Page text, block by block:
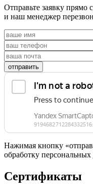
Отправьте заявку прямо
и наш менеджер
отправить
Нажимая кнопку
обработку
Сертификаты